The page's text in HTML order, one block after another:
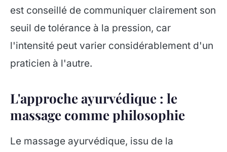
est conseillé de communiquer clairement son
seuil de tolérance à la pression, car
l'intensité peut varier considérablement d'un
praticien à l'autre.
L'approche ayurvédique : le
massage comme philosophie
Le massage ayurvédique, issu de la